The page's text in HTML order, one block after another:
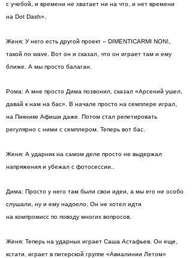
с учебой, и времени не хватает ни на что, и нет времени
на Dot Dash».
Женя: У него есть другой проект – DIMENTICARMI NON!,
такой no wave. Вот он и сказал, что он играет там и ему
ближе. А мы просто балаган.
Рома: А мне просто Дима позвонил, сказал «Арсений ушел,
давай к нам на бас». В начале просто на семплере играл,
на Пикнике Афиши даже. Потом стал репетировать
регулярно с ними с семплером. Теперь вот бас.
Женя: А ударник на самом деле просто не выдержал
напряжения и убежал с фотосессии..
Дима: Просто у него там были свои идеи, а мы его не особо
слушали, ну и ему надоело. Он не хотел идти
на компромисс по поводу многих вопросов.
Женя: Теперь на ударных играет Саша Астафьев. Он еще,
кстати, играет в питерской группе «Авиалинии Летом»